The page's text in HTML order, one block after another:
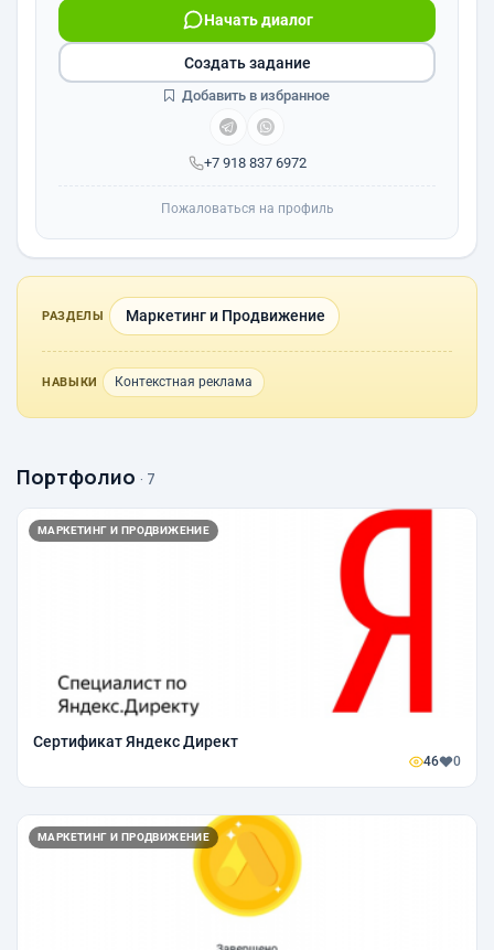
+7 918 837 6972
Начать диалог
Создать задание
Добавить в избранное
Пожаловаться на профиль
РАЗДЕЛЫ Маркетинг и Продвижение
НАВЫКИ Контекстная реклама
Портфолио · 7
МАРКЕТИНГ И ПРОДВИЖЕНИЕ
Сертификат Яндекс Директ
46 0
МАРКЕТИНГ И ПРОДВИЖЕНИЕ